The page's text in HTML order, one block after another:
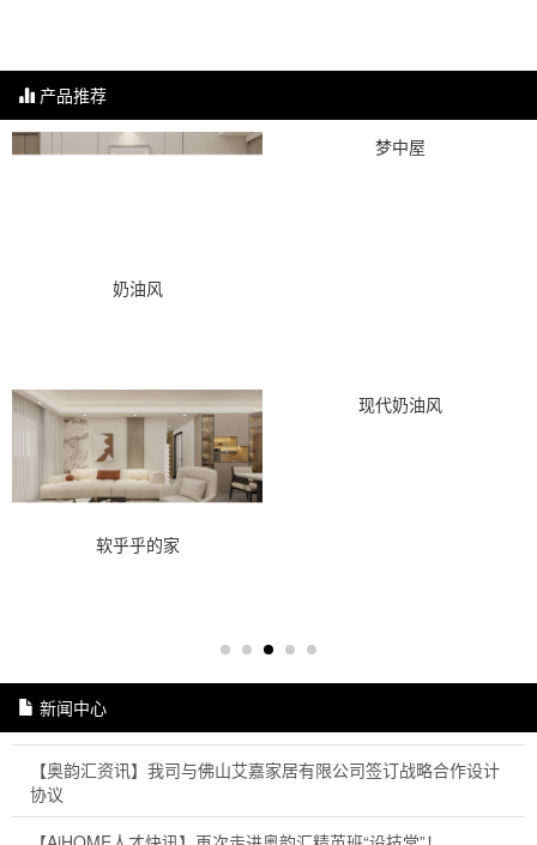
产品推荐
奶油风
软乎乎的家
梦中屋
现代奶油风
新闻中心
【奥韵汇资讯】我司与佛山艾嘉家居有限公司签订战略合作设计
协议